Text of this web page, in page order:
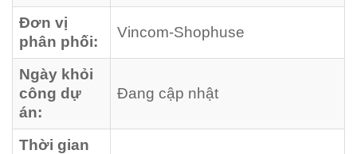
Đơn vị
phân phối:
Vincom-Shophuse
Ngày khỏi
công dự
án:
Đang cập nhật
Thời gian